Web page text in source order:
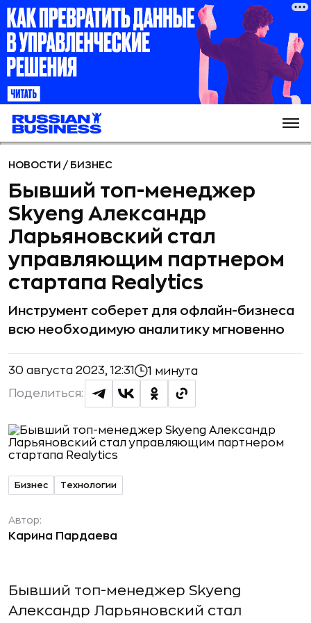
НОВОСТИ / БИЗНЕС
Бывший топ-менеджер
Skyeng Александр
Ларьяновский стал
управляющим партнером
стартапа Realytics
Инструмент соберет для офлайн-бизнеса
всю необходимую аналитику мгновенно
30 августа 2023, 12:31 1 минута
Поделиться:
Бизнес Технологии
Автор:
Карина Пардаева
Бывший топ-менеджер Skyeng
Александр Ларьяновский стал